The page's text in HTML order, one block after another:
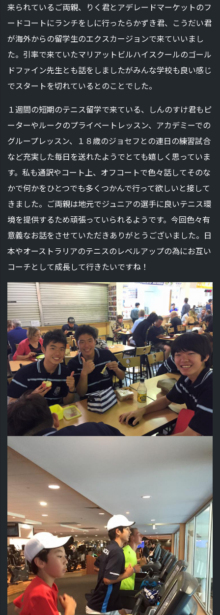
来られているご両親、りく君とアデレードマーケットのフ
ードコートにランチをしに行ったらかずき君、こうだい君
が海外からの留学生のエクスカージョンで来ていいまし
た。引率で来ていたマリアットビルハイスクールのゴール
ドファイン先生とも話をしましたがみんな学校も良い感じ
でスタートを切れているとのことでした。
１週間の短期のテニス留学で来ている、しんのすけ君もピ
ーターやルークのプライベートレッスン、アカデミーでの
グループレッスン、１８歳のジョセフとの連日の練習試合
など充実した毎日を送れたようでとても嬉しく思っていま
す。私も通訳やコート上、オフコートで色々話してそのな
かで何かをひとつでも多くつかんで行って欲しいと接して
きました。ご両親は地元でジュニアの選手に良いテニス環
境を提供するため頑張っていられるようです。今回色々有
意義なお話をさせていただきありがとうございました。日
本やオーストラリアのテニスのレベルアップの為にお互い
コーチとして成長して行きたいですね！